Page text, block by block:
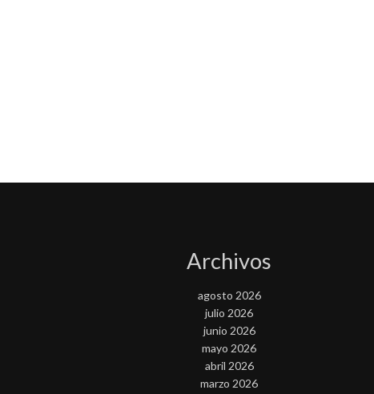
Archivos
agosto 2026
julio 2026
junio 2026
mayo 2026
abril 2026
marzo 2026